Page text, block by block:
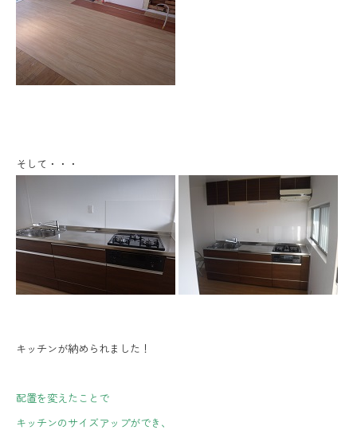
そして・・・
キッチンが納められました！
配置を変えたことで
キッチンのサイズアップができ、